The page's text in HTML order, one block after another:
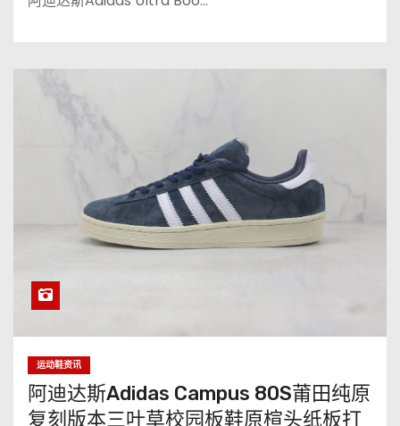
运动鞋资讯
阿迪达斯Adidas Campus 80S莆田纯原
复刻版本三叶草校园板鞋原楦头纸板打